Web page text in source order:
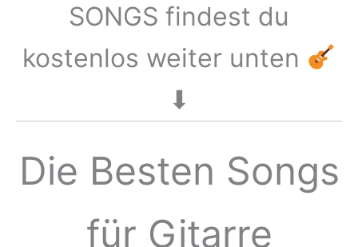
SONGS findest du
kostenlos weiter unten
⬇︎
Die Besten Songs
für Gitarre